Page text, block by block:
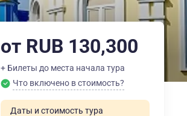
от RUB 130,300
+ Билеты до места начала тура
Что включено в стоимость?
Даты и стоимость тура